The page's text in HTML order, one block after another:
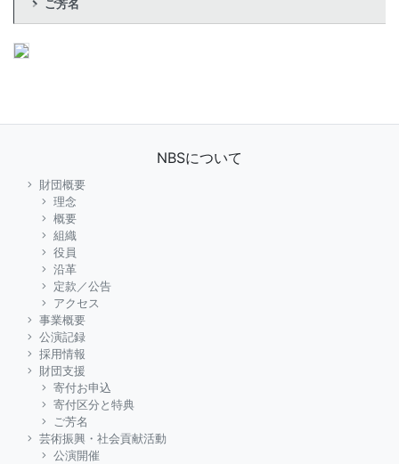
ご芳名
NBSについて
財団概要
理念
概要
組織
役員
沿革
定款／公告
アクセス
事業概要
公演記録
採用情報
財団支援
寄付お申込
寄付区分と特典
ご芳名
芸術振興・社会貢献活動
公演開催